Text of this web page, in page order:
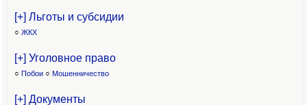
[+] Льготы и субсидии
○ ЖКХ
[+] Уголовное право
○ Побои ○ Мошенничество
[+] Документы